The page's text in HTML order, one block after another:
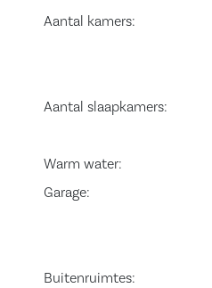
bereikt
houtkachel
is
Vanuit
Aantal kamers:
Aantal slaapkamers:
Warm water:
Garage:
Buitenruimtes: